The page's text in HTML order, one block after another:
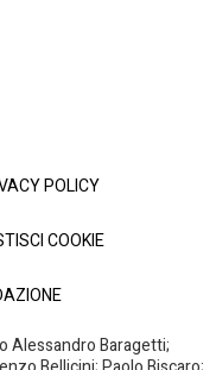
POLICY
COOKIE
Alessandro Baragetti;